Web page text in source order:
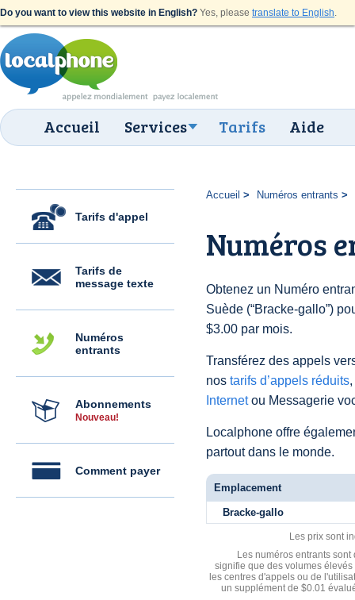
Do you want to view this website in English? Yes, please translate to English.
Accueil Services Tarifs Aide
Tarifs d'appel
Tarifs de
message texte
Numéros
entrants
Abonnements
Nouveau!
Comment payer
Accueil Numéros entrants
Numéros
Obtenez un Numéro
Suède (“Bracke-gallo”)
$3.00 par mois.
Transférez des appels
nos tarifs d’appels réduits
Internetou Messagerie
Localphone offre
partout dans le monde.
Emplacement
Bracke-gallo
Les prix sont
Les numéros entrants
signifie que des volumes
les centres d'appels ou de
un supplément de $0.01